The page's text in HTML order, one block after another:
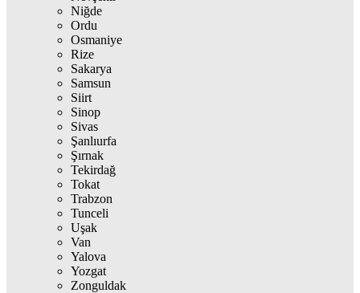
Niğde
Ordu
Osmaniye
Rize
Sakarya
Samsun
Siirt
Sinop
Sivas
Şanlıurfa
Şırnak
Tekirdağ
Tokat
Trabzon
Tunceli
Uşak
Van
Yalova
Yozgat
Zonguldak